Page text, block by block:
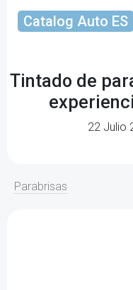
Catalog Auto ES
Tintado de
22 Julio
Parabrisas